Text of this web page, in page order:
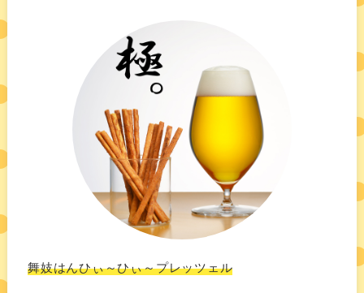
舞妓はんひぃ～ひぃ～プレッツェル